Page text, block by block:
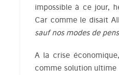
impossible à ce jour,
Car comme le disait
sauf nos modes de
A la crise
comme solution